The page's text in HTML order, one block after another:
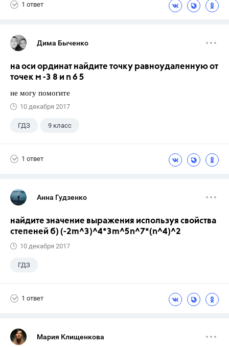
1 ответ
Дима Быченко
на оси ординат найдите точку равноудаленную от
точек м -3 8 и n 6 5
не могу помогите
10 декабря 2017
ГДЗ 9 класс
1 ответ
Анна Гудзенко
найдите значение выражения используя свойства
степеней б) (-2m^3)^4*3m^5n^7*(n^4)^2
10 декабря 2017
ГДЗ
1 ответ
Мария Клищенкова